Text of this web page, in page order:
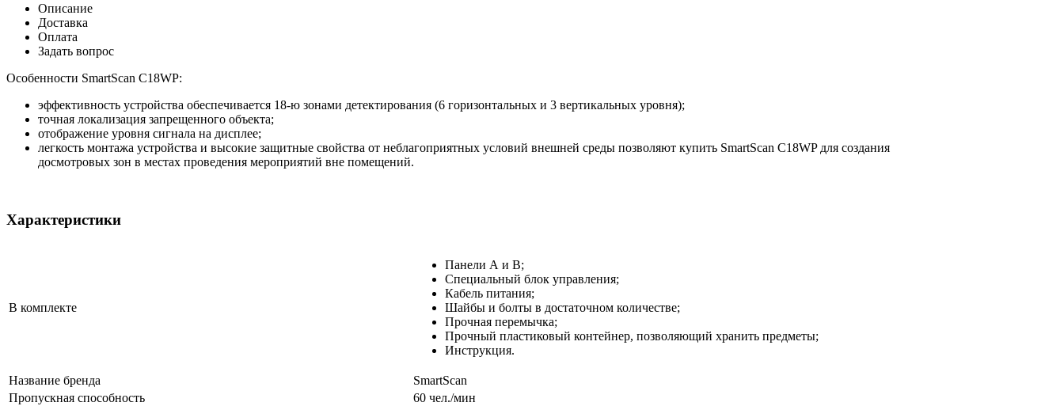
Описание
Доставка
Оплата
Задать вопрос
Особенности SmartScan C18WP:
эффективность устройства обеспечивается 18-ю зонами детектирования (6 горизонтальных и 3 вертикальных уровня);
точная локализация запрещенного объекта;
отображение уровня сигнала на дисплее;
легкость монтажа устройства и высокие защитные свойства от неблагоприятных условий внешней среды позволяют купить SmartScan C18WP для создания
досмотровых зон в местах проведения мероприятий вне помещений.
Характеристики
В комплекте
Панели А и В;
Специальный блок управления;
Кабель питания;
Шайбы и болты в достаточном количестве;
Прочная перемычка;
Прочный пластиковый контейнер, позволяющий хранить предметы;
Инструкция.
Название бренда
SmartScan
Пропускная способность
60 чел./мин